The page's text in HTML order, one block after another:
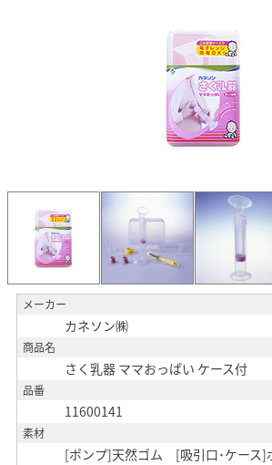
メーカー
カネソン㈱
商品名
さく乳器 ママおっぱい ケース付
品番
11600141
素材
[ポンプ]天然ゴム [吸引口･ケース]